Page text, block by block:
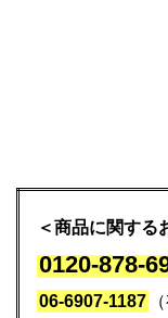
＜商品に関する
0120-878-
06-6907-1187